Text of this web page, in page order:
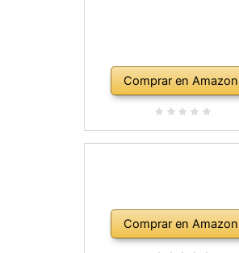
Comprar en Amazon
Comprar en Amazon